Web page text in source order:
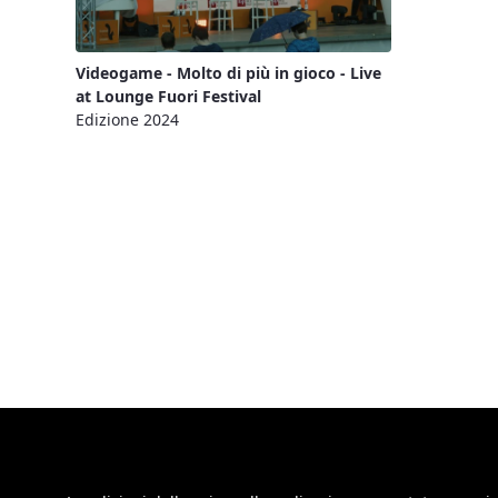
Videogame - Molto di più in gioco - Live
at Lounge Fuori Festival
Edizione 2024